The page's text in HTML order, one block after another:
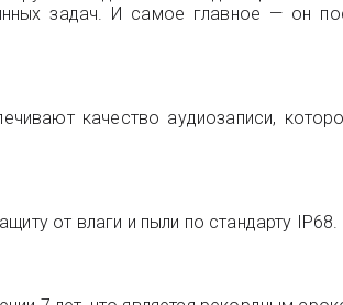
задач. И самое главное — он
качество аудиозаписи,
от влаги и пыли по стандарту IP68.